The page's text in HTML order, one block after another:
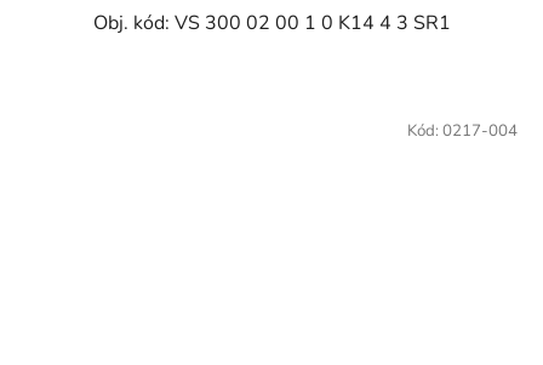
Obj. kód: VS 300 02 00 1 0 K14 4 3 SR1
Kód: 0217-004